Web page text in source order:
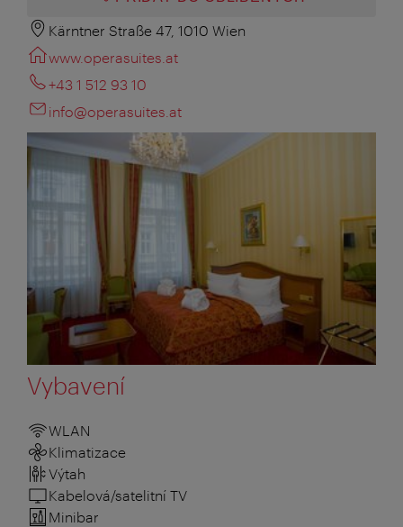
Kärntner Straße 47, 1010 Wien
www.operasuites.at
+43 1 512 93 10
info@operasuites.at
Vybavení
WLAN
Klimatizace
Výtah
Kabelová/satelitní TV
Minibar